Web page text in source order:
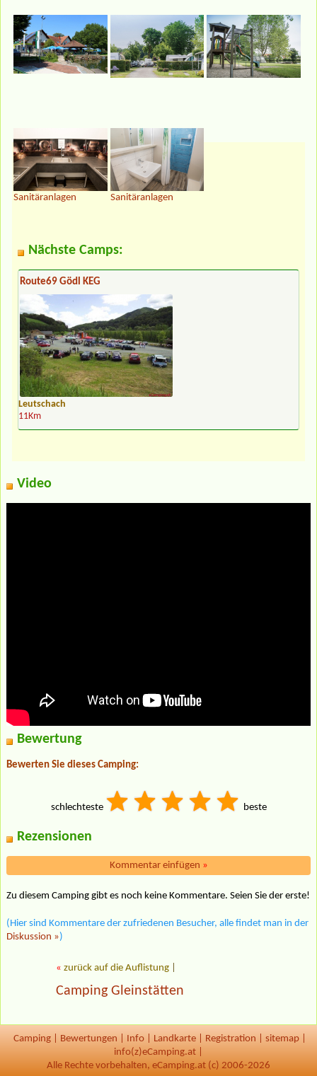
Sanitäranlagen Sanitäranlagen
Nächste Camps:
Route69 Gödl KEG
Leutschach
11Km
Video
Bewertung
Bewerten Sie dieses Camping:
schlechteste beste
Rezensionen
Kommentar einfügen »
Zu diesem Camping gibt es noch keine Kommentare. Seien Sie der erste!
(Hier sind Kommentare der zufriedenen Besucher, alle findet man in der
Diskussion »)
« zurück auf die Auflistung
Camping Gleinstätten
Camping Bewertungen Info Landkarte Registration sitemap
info(z)eCamping.at |
Alle Rechte vorbehalten, eCamping.at (c) 2006-2026